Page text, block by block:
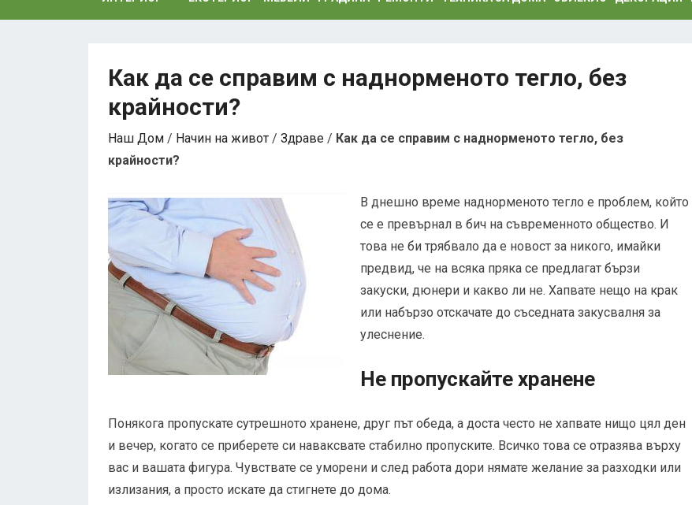
Как да се справим с наднорменото тегло, без
крайности?
Наш Дом / Начин на живот / Здраве / Как да се справим с наднорменото тегло, без
крайности?
В днешно време наднорменото тегло е проблем, който
се е превърнал в бич на съвременното общество. И
това не би трябвало да е новост за никого, имайки
предвид, че на всяка пряка се предлагат бързи
закуски, дюнери и какво ли не. Хапвате нещо на крак
или набързо отскачате до съседната закусвалня за
улеснение.
Не пропускайте хранене
Понякога пропускате сутрешното хранене, друг път обеда, а доста често не хапвате нищо цял ден
и вечер, когато се приберете си наваксвате стабилно пропуските. Всичко това се отразява върху
вас и вашата фигура. Чувствате се уморени и след работа дори нямате желание за разходки или
излизания, а просто искате да стигнете до дома.